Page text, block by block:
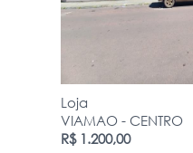
Loja
VIAMAO - CENTRO
R$ 1.200,00